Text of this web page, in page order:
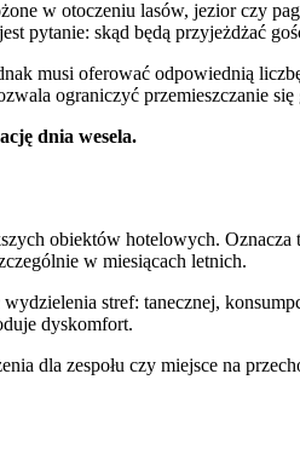
w otoczeniu lasów, jezior czy
pytanie: skąd będą przyjeżdżać
musi oferować odpowiednią
ograniczyć przemieszczanie się
dnia wesela.
obiektów hotelowych.
w miesiącach letnich.
stref: tanecznej,
dyskomfort.
dla zespołu czy miejsce na